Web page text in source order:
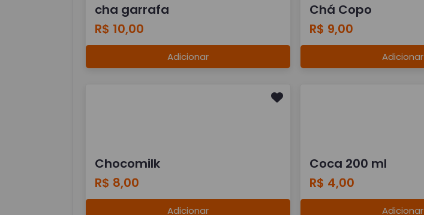
cha garrafa
R$ 10,00
Adicionar
Chá Copo
R$ 9,00
Adicionar
Chocomilk
R$ 8,00
Adicionar
Coca 200 ml
R$ 4,00
Adicionar